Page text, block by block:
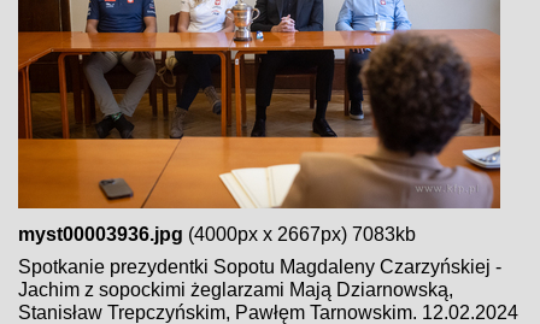
myst00003936.jpg (4000px x 2667px) 7083kb
Spotkanie prezydentki Sopotu Magdaleny Czarzyńskiej -
Jachim z sopockimi żeglarzami Mają Dziarnowską,
Stanisław Trepczyńskim, Pawłęm Tarnowskim. 12.02.2024